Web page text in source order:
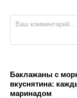
Баклажаны с
вкуснятина:
маринадом